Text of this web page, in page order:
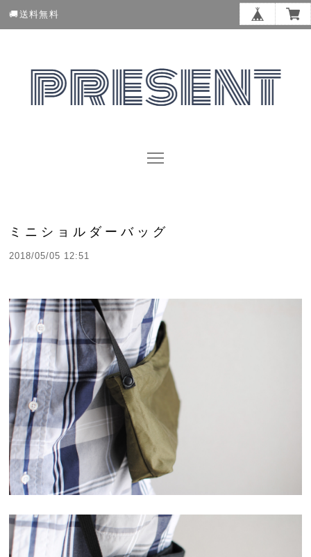
🚚送料無料
ミニショルダーバッグ
2018/05/05 12:51